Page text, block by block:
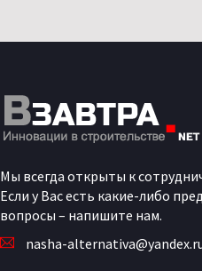
Мы всегда открыты к
Если у Вас есть какие-либо
вопросы – напишите нам.
nasha-